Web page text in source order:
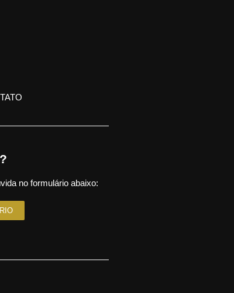
no formulário abaixo: